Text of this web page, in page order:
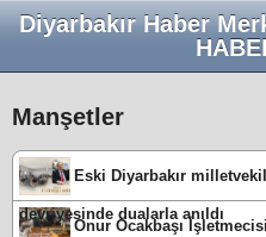
Diyarbakır Haber
Manşetler
Eski Diyarbakır
devriyesinde dualarla anıldı
Onur Ocakbaşı